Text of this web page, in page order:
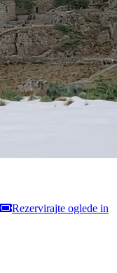
Rezervirajte oglede in